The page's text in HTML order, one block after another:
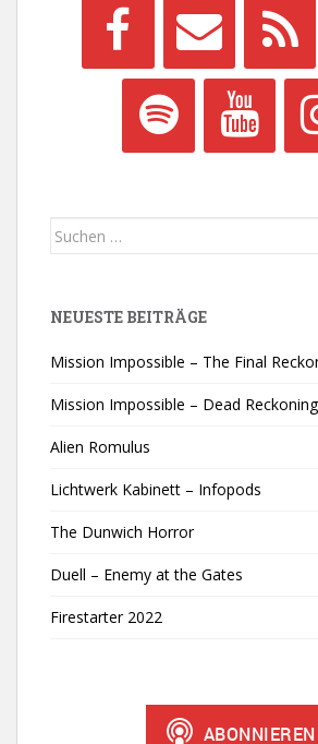
Suchen
NEUESTE BEITRÄGE
Mission Impossible – The Final
Mission Impossible – Dead
Alien Romulus
Lichtwerk Kabinett – Infopods
The Dunwich Horror
Duell – Enemy at the Gates
Firestarter 2022